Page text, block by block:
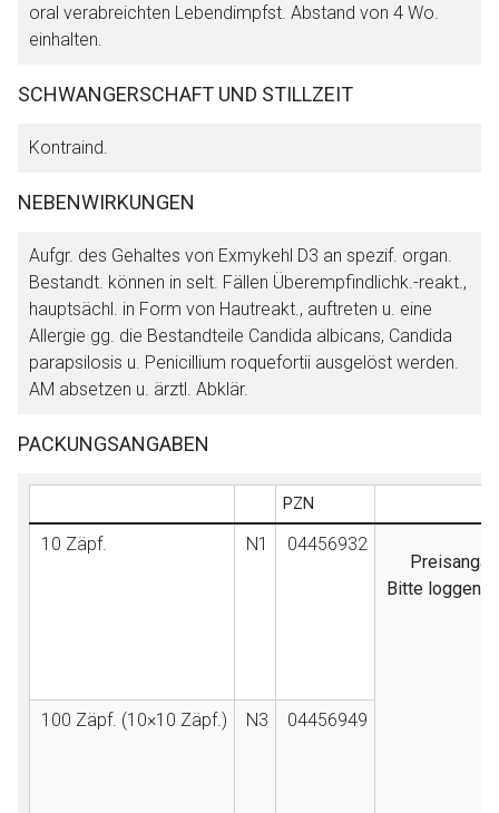
oral verabreichten Lebendimpfst. Abstand von 4 Wo.
einhalten.
SCHWANGERSCHAFT UND STILLZEIT
Kontraind.
NEBENWIRKUNGEN
Aufgr. des Gehaltes von Exmykehl D3 an spezif. organ.
Bestandt. können in selt. Fällen Überempfindlichk.-reakt.,
hauptsächl. in Form von Hautreakt., auftreten u. eine
Allergie gg. die Bestandteile Candida albicans, Candida
parapsilosis u. Penicillium roquefortii ausgelöst werden.
AM absetzen u. ärztl. Abklär.
PACKUNGSANGABEN
PZN
10 Zäpf. N1
04456932
Bitte loggen
100 Zäpf. (10×10 Zäpf.) N3 04456949